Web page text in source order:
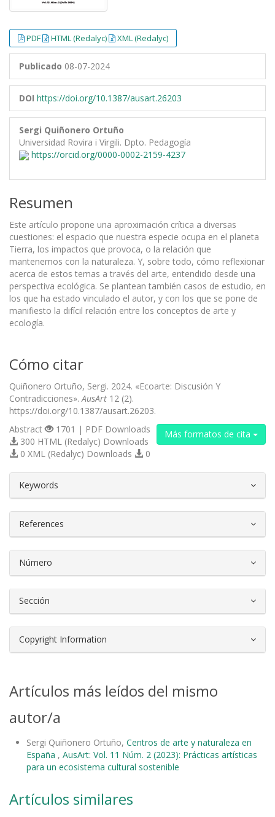
PDF HTML (Redalyc) XML (Redalyc)
Publicado 08-07-2024
DOI https://doi.org/10.1387/ausart.26203
Sergi Quiñonero Ortuño
Universidad Rovira i Virgili. Dpto. Pedagogía
https://orcid.org/0000-0002-2159-4237
Resumen
Este artículo propone una aproximación crítica a diversas
cuestiones: el espacio que nuestra especie ocupa en el planeta
Tierra, los impactos que provoca, o la relación que
mantenemos con la naturaleza. Y, sobre todo, cómo reflexionar
acerca de estos temas a través del arte, entendido desde una
perspectiva ecológica. Se plantean también casos de estudio, en
los que ha estado vinculado el autor, y con los que se pone de
manifiesto la difícil relación entre los conceptos de arte y
ecología.
Cómo citar
Quiñonero Ortuño, Sergi. 2024. «Ecoarte: Discusión Y
Contradicciones».AusArt 12 (2).
https://doi.org/10.1387/ausart.26203.
Más formatos de cita
Abstract
1701 | PDF Downloads
300 HTML (Redalyc) Downloads
0 XML (Redalyc) Downloads
0
Keywords
References
Número
Sección
Copyright Information
Artículos más leídos del mismo
autor/a
Sergi Quiñonero Ortuño, Centros de arte y naturaleza en
España , AusArt: Vol. 11 Núm. 2 (2023): Prácticas artísticas
para un ecosistema cultural sostenible
Artículos similares